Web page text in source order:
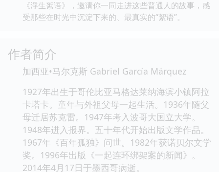
《浮生絮语》，邀请你一同走进这些普通人的故事，感
受那些在时光中沉淀下来的、最真实的“絮语”。
作者简介
加西亚•马尔克斯 Gabriel García Márquez
1927年出生于哥伦比亚马格达莱纳海滨小镇阿拉
卡塔卡。童年与外祖父母一起生活。1936年随父
母迁居苏克雷。1947年考入波哥大国立大学。
1948年进入报界。五十年代开始出版文学作品。
1967年《百年孤独》问世。1982年获诺贝尔文学
奖。1996年出版《一起连环绑架案的新闻》。
2014年4月17日于墨西哥病逝。